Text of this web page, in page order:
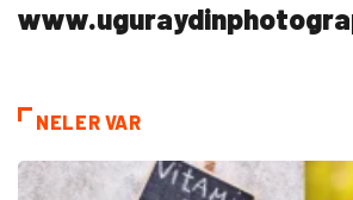
NELER VAR